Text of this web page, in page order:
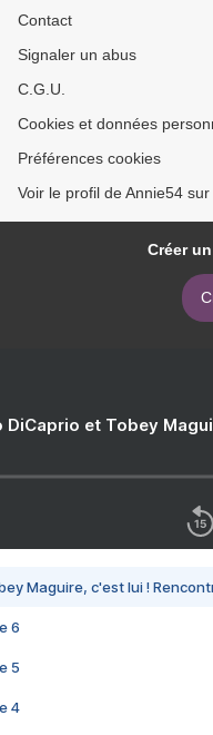
Contact
Signaler un abus
C.G.U.
Cookies et données
Préférences cookies
Voir le profil de Annie54
Créer
DiCaprio et Tobey
Maguire, c'est lui !
6
5
4